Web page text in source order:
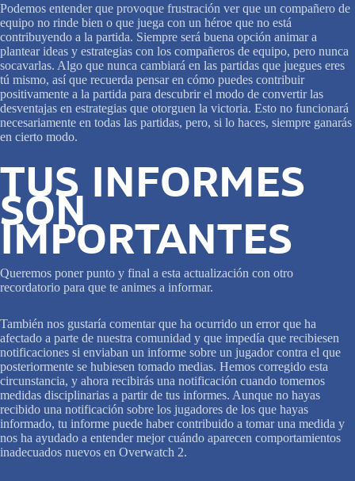
Podemos entender que provoque frustración ver que un compañero de
equipo no rinde bien o que juega con un héroe que no está
contribuyendo a la partida. Siempre será buena opción animar a
plantear ideas y estrategias con los compañeros de equipo, pero nunca
socavarlas. Algo que nunca cambiará en las partidas que juegues eres
tú mismo, así que recuerda pensar en cómo puedes contribuir
positivamente a la partida para descubrir el modo de convertir las
desventajas en estrategias que otorguen la victoria. Esto no funcionará
necesariamente en todas las partidas, pero, si lo haces, siempre ganarás
en cierto modo.
TUS INFORMES
SON
IMPORTANTES
Queremos poner punto y final a esta actualización con otro
recordatorio para que te animes a informar.
También nos gustaría comentar que ha ocurrido un error que ha
afectado a parte de nuestra comunidad y que impedía que recibiesen
notificaciones si enviaban un informe sobre un jugador contra el que
posteriormente se hubiesen tomado medias. Hemos corregido esta
circunstancia, y ahora recibirás una notificación cuando tomemos
medidas disciplinarias a partir de tus informes. Aunque no hayas
recibido una notificación sobre los jugadores de los que hayas
informado, tu informe puede haber contribuido a tomar una medida y
nos ha ayudado a entender mejor cuándo aparecen comportamientos
inadecuados nuevos en Overwatch 2.